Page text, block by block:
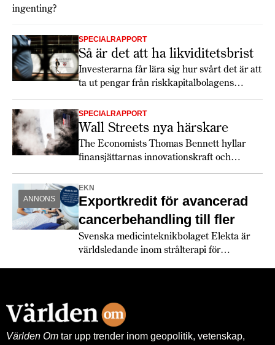
ingenting?
SPECIALRAPPORT
Så är det att ha likviditetsbrist
Investerarna får lära sig hur svårt det är att
ta ut pengar från riskkapitalbolagens
SPECIALRAPPORT
Wall Streets nya härskare
The Economists Thomas Bennett hyllar
finansjättarnas innovationskraft och
ANNONS
EKN
Exportkredit för avancerad
cancerbehandling till fler
Svenska medicinteknikbolaget Elekta är
världsledande inom strålterapi för
Exportkreditnämnden, EKN.
Världen Om tar upp trender inom geopolitik, vetenskap,